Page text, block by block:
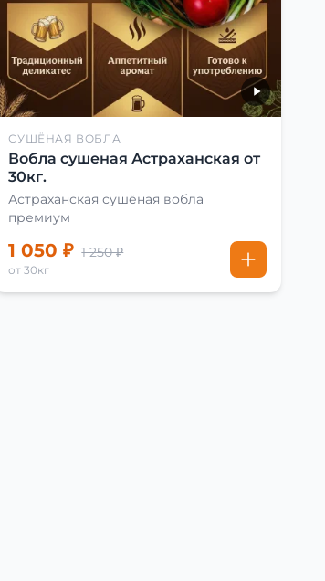
СУШЁНАЯ ВОБЛА
Вобла сушеная Астраханская от
30кг.
Астраханская сушёная вобла
премиум
1 050 ₽ 1 250 ₽
от 30кг